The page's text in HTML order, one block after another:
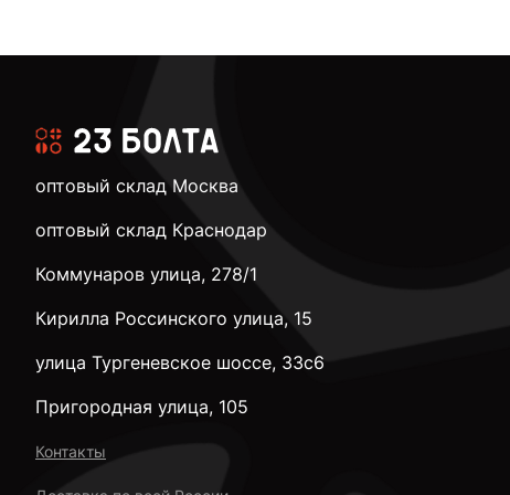
оптовый склад Москва
оптовый склад Краснодар
Коммунаров улица, 278/1
Кирилла Россинского улица, 15
улица Тургеневское шоссе, 33с6
Пригородная улица, 105
Контакты